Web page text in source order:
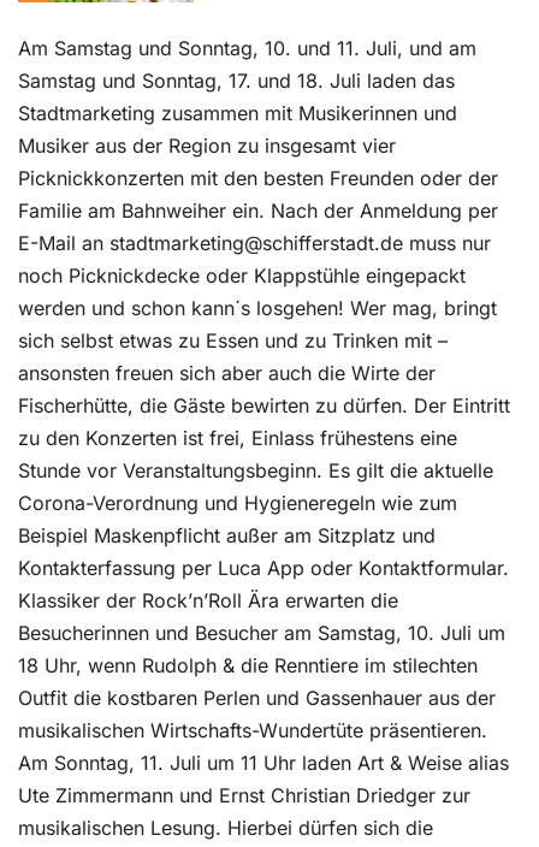
Am Samstag und Sonntag, 10. und 11. Juli, und am
Samstag und Sonntag, 17. und 18. Juli laden das
Stadtmarketing zusammen mit Musikerinnen und
Musiker aus der Region zu insgesamt vier
Picknickkonzerten mit den besten Freunden oder der
Familie am Bahnweiher ein. Nach der Anmeldung per
E-Mail an stadtmarketing@schifferstadt.de muss nur
noch Picknickdecke oder Klappstühle eingepackt
werden und schon kann´s losgehen! Wer mag, bringt
sich selbst etwas zu Essen und zu Trinken mit –
ansonsten freuen sich aber auch die Wirte der
Fischerhütte, die Gäste bewirten zu dürfen. Der Eintritt
zu den Konzerten ist frei, Einlass frühestens eine
Stunde vor Veranstaltungsbeginn. Es gilt die aktuelle
Corona-Verordnung und Hygieneregeln wie zum
Beispiel Maskenpflicht außer am Sitzplatz und
Kontakterfassung per Luca App oder Kontaktformular.
Klassiker der Rock’n’Roll Ära erwarten die
Besucherinnen und Besucher am Samstag, 10. Juli um
18 Uhr, wenn Rudolph & die Renntiere im stilechten
Outfit die kostbaren Perlen und Gassenhauer aus der
musikalischen Wirtschafts-Wundertüte präsentieren.
Am Sonntag, 11. Juli um 11 Uhr laden Art & Weise alias
Ute Zimmermann und Ernst Christian Driedger zur
musikalischen Lesung. Hierbei dürfen sich die